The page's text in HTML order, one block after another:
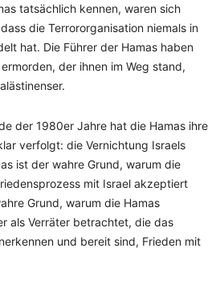
tatsächlich kennen, waren sich
die Terrororganisation niemals in
hat. Die Führer der Hamas haben
der ihnen im Weg stand,
der 1980er Jahre hat die Hamas ihre
verfolgt: die Vernichtung Israels
ist der wahre Grund, warum die
mit Israel akzeptiert
Grund, warum die Hamas
als Verräter betrachtet, die das
und bereit sind, Frieden mit